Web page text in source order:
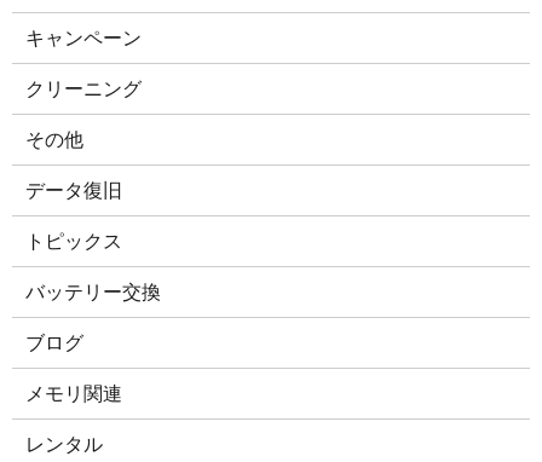
キャンペーン
クリーニング
その他
データ復旧
トピックス
バッテリー交換
ブログ
メモリ関連
レンタル